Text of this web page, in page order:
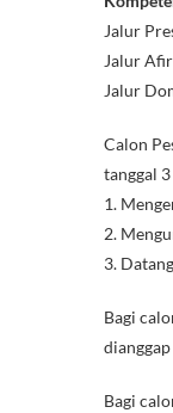
Jalur
Jalur
Jalur
Calon
tanggal
1.
2.
3.
Bagi
dianggap
Bagi